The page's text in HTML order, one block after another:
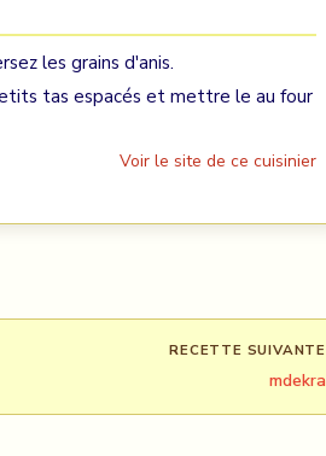
les grains d'anis.
tas espacés et mettre le au four
Voir le site de ce cuisinier
RECETTE SUIVANTE
mdekra